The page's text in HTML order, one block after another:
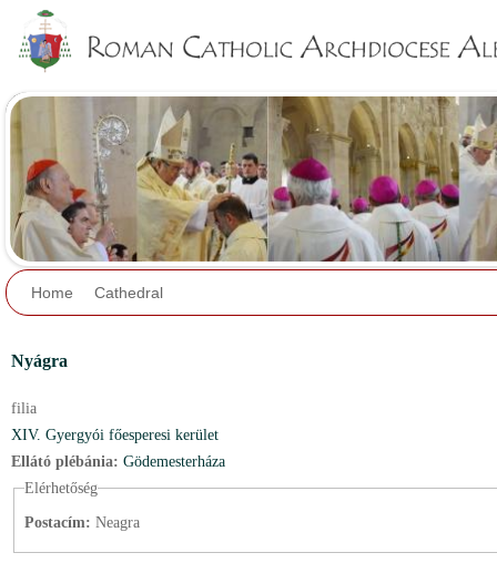
Home Cathedral
Nyágra
filia
XIV. Gyergyói főesperesi kerület
Ellátó plébánia: Gödemesterháza
Elérhetőség
Postacím: Neagra